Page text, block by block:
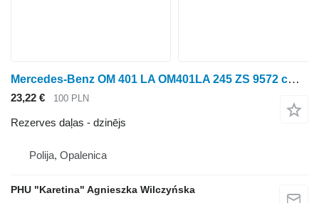
Mercedes-Benz OM 401 LA OM401LA 245 ZS 9572 cm³ DZINĒJA BLOKA DAĻAS dzinējs
23,22 € 100 PLN
Rezerves daļas - dzinējs
Polija, Opalenica
PHU "Karetina" Agnieszka Wilczyńska